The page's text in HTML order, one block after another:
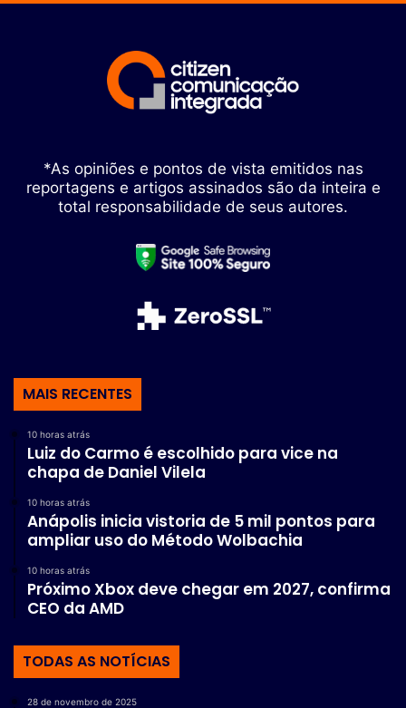
*As opiniões e pontos de vista emitidos nas
reportagens e artigos assinados são da inteira e
total responsabilidade de seus autores.
MAIS RECENTES
10 horas atrás
Luiz do Carmo é escolhido para vice na
chapa de Daniel Vilela
10 horas atrás
Anápolis inicia vistoria de 5 mil pontos para
ampliar uso do Método Wolbachia
10 horas atrás
Próximo Xbox deve chegar em 2027, confirma
CEO da AMD
TODAS AS NOTÍCIAS
28 de novembro de 2025